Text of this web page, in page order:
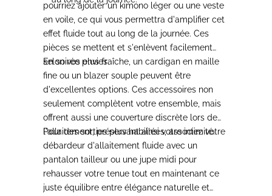
pourriez ajouter un kimono léger ou une veste
en voile, ce qui vous permettra d'amplifier cet
effet fluide tout au long de la journée. Ces
pièces se mettent et s'enlèvent facilement
selon vos envies.
En soirée plus fraîche, un cardigan en maille
fine ou un blazer souple peuvent être
d'excellentes options. Ces accessoires non
seulement complètent votre ensemble, mais
offrent aussi une couverture discrète lors de
l'allaitement, préservant ainsi votre intimité.
Pour des sorties plus habillées, associez votre
débardeur d'allaitement fluide avec un
pantalon tailleur ou une jupe midi pour
rehausser votre tenue tout en maintenant ce
juste équilibre entre élégance naturelle et